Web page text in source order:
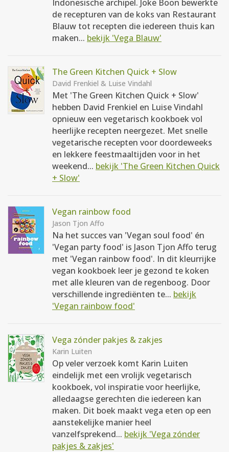
Indonesische archipel. Joke Boon bewerkte
de recepturen van de koks van Restaurant
Blauw tot recepten die iedereen thuis kan
maken... bekijk 'Vega Blauw'
The Green Kitchen Quick + Slow
David Frenkiel & Luise Vindahl
Met 'The Green Kitchen Quick + Slow'
hebben David Frenkiel en Luise Vindahl
opnieuw een vegetarisch kookboek vol
heerlijke recepten neergezet. Met snelle
vegetarische recepten voor doordeweeks
en lekkere feestmaaltijden voor in het
weekend... bekijk 'The Green Kitchen Quick
+ Slow'
Vegan rainbow food
Jason Tjon Affo
Na het succes van 'Vegan soul food' én
'Vegan party food' is Jason Tjon Affo terug
met 'Vegan rainbow food'. In dit kleurrijke
vegan kookboek leer je gezond te koken
met alle kleuren van de regenboog. Door
verschillende ingrediënten te... bekijk
'Vegan rainbow food'
Vega zónder pakjes & zakjes
Karin Luiten
Op veler verzoek komt Karin Luiten
eindelijk met een vrolijk vegetarisch
kookboek, vol inspiratie voor heerlijke,
alledaagse gerechten die iedereen kan
maken. Dit boek maakt vega eten op een
aanstekelijke manier heel
vanzelfsprekend... bekijk 'Vega zónder
pakjes & zakjes'